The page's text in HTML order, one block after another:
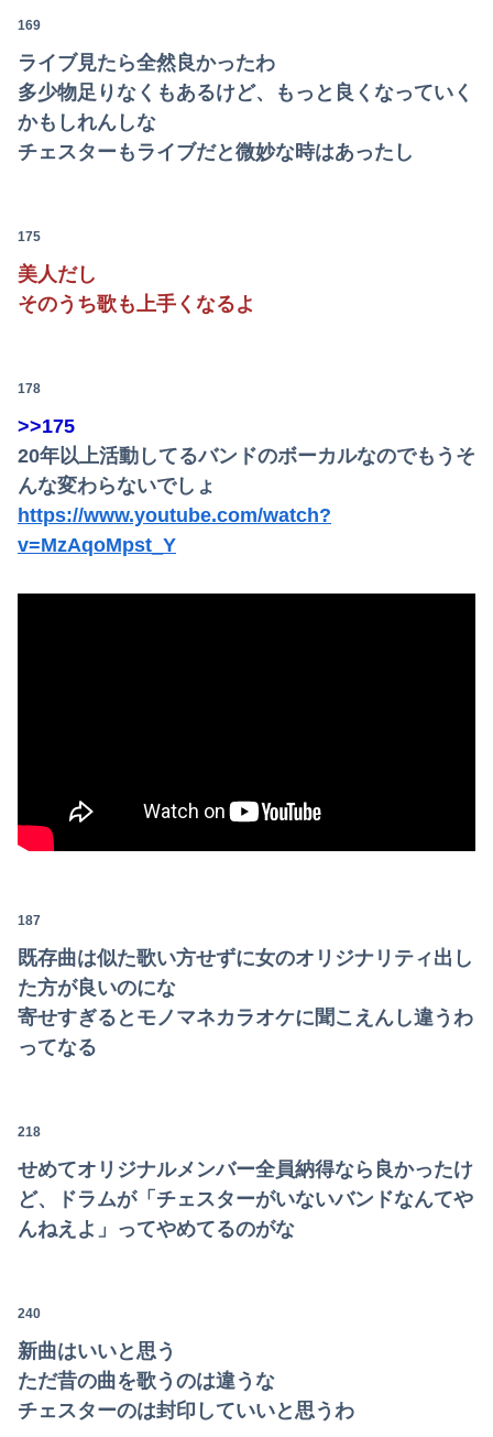
169
ライブ見たら全然良かったわ
多少物足りなくもあるけど、もっと良くなっていく
かもしれんしな
チェスターもライブだと微妙な時はあったし
175
美人だし
そのうち歌も上手くなるよ
178
>>175
20年以上活動してるバンドのボーカルなのでもうそ
んな変わらないでしょ
https://www.youtube.com/watch?
v=MzAqoMpst_Y
187
既存曲は似た歌い方せずに女のオリジナリティ出し
た方が良いのにな
寄せすぎるとモノマネカラオケに聞こえんし違うわ
ってなる
218
せめてオリジナルメンバー全員納得なら良かったけ
ど、ドラムが「チェスターがいないバンドなんてや
んねえよ」ってやめてるのがな
240
新曲はいいと思う
ただ昔の曲を歌うのは違うな
チェスターのは封印していいと思うわ